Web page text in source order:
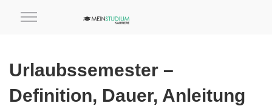
Urlaubssemester –
Definition, Dauer, Anleitung